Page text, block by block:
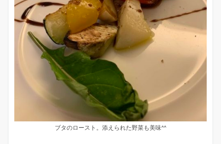
ブタのロースト。添えられた野菜も美味^^